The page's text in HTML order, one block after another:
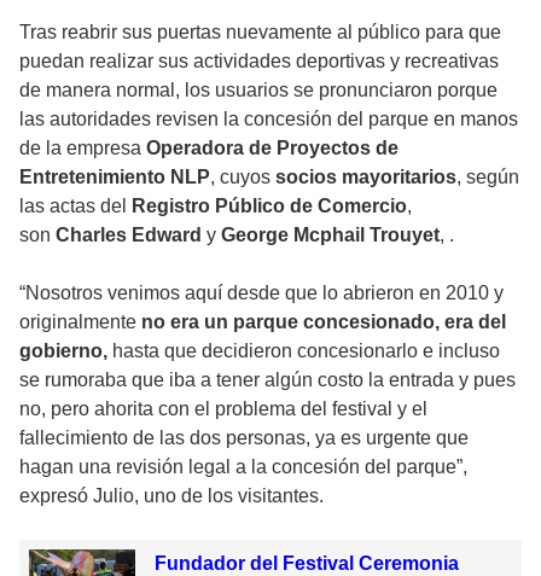
Tras reabrir sus puertas nuevamente al público para que
puedan realizar sus actividades deportivas y recreativas
de manera normal, los usuarios se pronunciaron porque
las autoridades revisen la concesión del parque en manos
de la empresa Operadora de Proyectos de
Entretenimiento NLP, cuyos socios mayoritarios, según
las actas del
Registro Público de Comercio,
son Charles Edward y George Mcphail Trouyet, .
“Nosotros venimos aquí desde que lo abrieron en 2010 y
originalmente no era un parque concesionado, era del
gobierno, hasta que decidieron concesionarlo e incluso
se rumoraba que iba a tener algún costo la entrada y pues
no, pero ahorita con el problema del festival y el
fallecimiento de las dos personas, ya es urgente que
hagan una revisión legal a la concesión del parque”,
expresó Julio, uno de los visitantes.
Fundador del Festival Ceremonia